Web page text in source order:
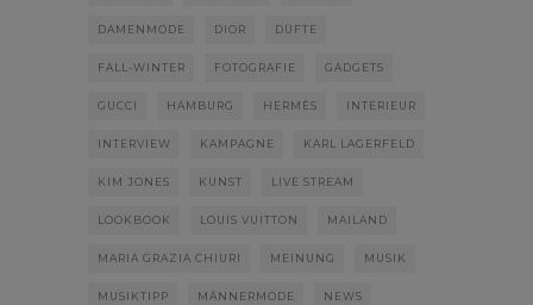
DAMENMODE DIOR DÜFTE
FALL-WINTER FOTOGRAFIE GADGETS
GUCCI HAMBURG HERMÈS INTERIEUR
INTERVIEW KAMPAGNE KARL LAGERFELD
KIM JONES KUNST LIVE STREAM
LOOKBOOK LOUIS VUITTON MAILAND
MARIA GRAZIA CHIURI MEINUNG MUSIK
MUSIKTIPP MÄNNERMODE NEWS